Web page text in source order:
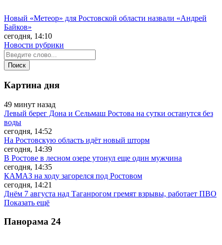
Новый «Метеор» для Ростовской области назвали «Андрей
Байков»
сегодня, 14:10
Новости рубрики
Картина дня
49 минут назад
Левый берег Дона и Сельмаш Ростова на сутки останутся без
воды
сегодня, 14:52
На Ростовскую область идёт новый шторм
сегодня, 14:39
В Ростове в лесном озере утонул еще один мужчина
сегодня, 14:35
КАМАЗ на ходу загорелся под Ростовом
сегодня, 14:21
Днём 7 августа над Таганрогом гремят взрывы, работает ПВО
Показать ещё
Панорама 24